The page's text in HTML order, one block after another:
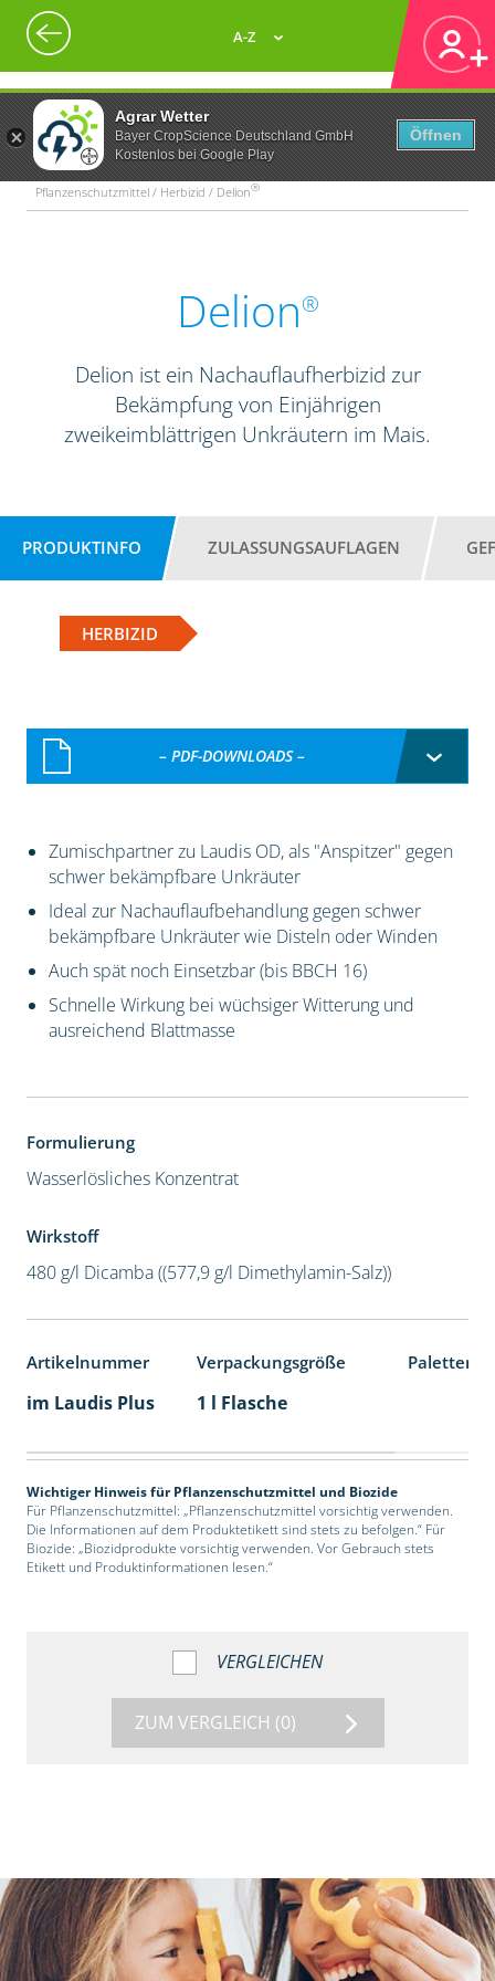
Agrar Wetter
Bayer CropScience Deutschland GmbH
Kostenlos bei Google Play
Öffnen
A-Z
Pflanzenschutzmittel / Herbizid / Delion®
Delion®
Delion ist ein Nachauflaufherbizid zur
Bekämpfung von Einjährigen
zweikeimblättrigen Unkräutern im Mais.
PRODUKTINFO ZULASSUNGSAUFLAGEN
HERBIZID
– PDF-DOWNLOADS –
Zumischpartner zu Laudis OD, als "Anspitzer" gegen
schwer bekämpfbare Unkräuter
Ideal zur Nachauflaufbehandlung gegen schwer
bekämpfbare Unkräuter wie Disteln oder Winden
Auch spät noch Einsetzbar (bis BBCH 16)
Schnelle Wirkung bei wüchsiger Witterung und
ausreichend Blattmasse
Formulierung
Wasserlösliches Konzentrat
Wirkstoff
480 g/l Dicamba ((577,9 g/l Dimethylamin-Salz))
Artikelnummer Verpackungsgröße
im Laudis Plus 1 l Flasche
Wichtiger Hinweis für Pflanzenschutzmittel und Biozide
Für Pflanzenschutzmittel: „Pflanzenschutzmittel vorsichtig verwenden.
Die Informationen auf dem Produktetikett sind stets zu befolgen.“ Für
Biozide: „Biozidprodukte vorsichtig verwenden. Vor Gebrauch stets
Etikett und Produktinformationen lesen.“
VERGLEICHEN
ZUM VERGLEICH (0)